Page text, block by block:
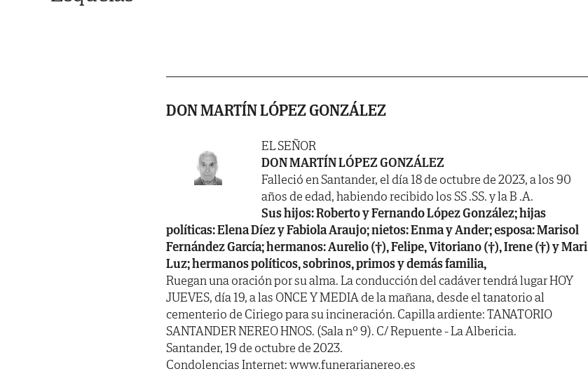
DON MARTÍN LÓPEZ GONZÁLEZ
EL SEÑOR
DON MARTÍN LÓPEZ GONZÁLEZ
Falleció en Santander, el día 18 de octubre de 2023, a los 90
años de edad, habiendo recibido los SS .SS. y la B .A.
Sus hijos: Roberto y Fernando López González; hijas
políticas: Elena Díez y Fabiola Araujo; nietos: Enma y Ander; esposa: Marisol
Fernández García; hermanos: Aurelio (†), Felipe, Vitoriano (†), Irene (†) y Mari
Luz; hermanos políticos, sobrinos, primos y demás familia,
Ruegan una oración por su alma. La conducción del cadáver tendrá lugar HOY
JUEVES, día 19, a las ONCE Y MEDIA de la mañana, desde el tanatorio al
cementerio de Ciriego para su incineración. Capilla ardiente: TANATORIO
SANTANDER NEREO HNOS. (Sala nº 9). C/ Repuente - La Albericia.
Santander, 19 de octubre de 2023.
Condolencias Internet: www.funerarianereo.es